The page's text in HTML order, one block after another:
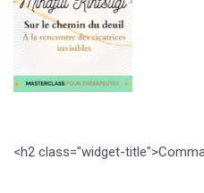
<h2 class="widget-